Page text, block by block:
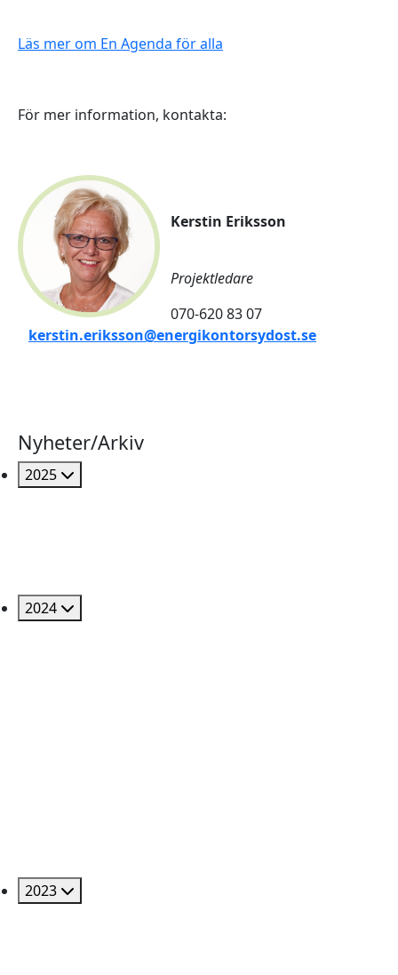
Läs mer om En Agenda för alla
För mer information, kontakta:
Kerstin Eriksson
Projektledare
070-620 83 07
kerstin.eriksson@energikontorsydost.se
Nyheter/Arkiv
2025
2024
2023